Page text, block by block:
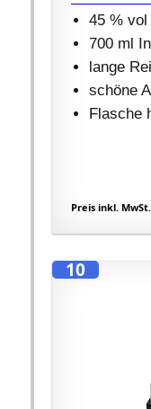
45 % vol
700 ml
lange
schöne
Flasche
Preis inkl.
10